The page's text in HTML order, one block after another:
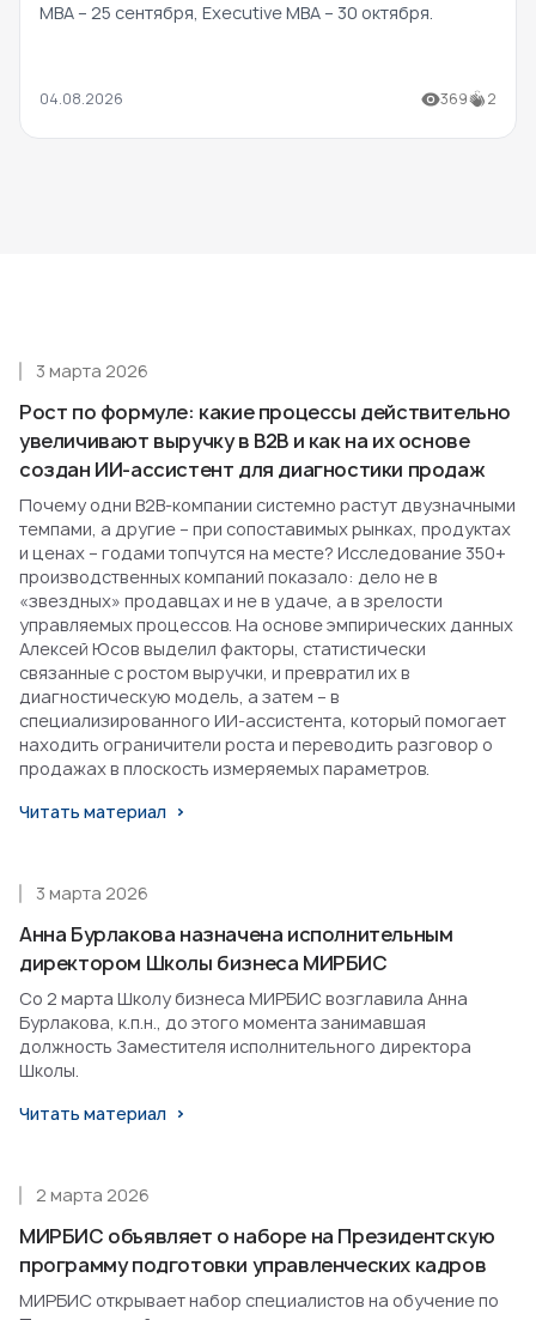
MBA – 25 сентября, Executive MBA – 30 октября.
04.08.2026 369 2
Рост по формуле: какие процессы действительно
увеличивают выручку в B2B и как на их основе
создан ИИ-ассистент для диагностики продаж
3 марта 2026
Почему одни B2B-компании системно растут двузначными
темпами, а другие – при сопоставимых рынках, продуктах
и ценах – годами топчутся на месте? Исследование 350+
производственных компаний показало: дело не в
«звездных» продавцах и не в удаче, а в зрелости
управляемых процессов. На основе эмпирических данных
Алексей Юсов выделил факторы, статистически
связанные с ростом выручки, и превратил их в
диагностическую модель, а затем – в
специализированного ИИ-ассистента, который помогает
находить ограничители роста и переводить разговор о
продажах в плоскость измеряемых параметров.
Читать материал
Анна Бурлакова назначена исполнительным
директором Школы бизнеса МИРБИС
3 марта 2026
Со 2 марта Школу бизнеса МИРБИС возглавила Анна
Бурлакова, к.п.н., до этого момента занимавшая
должность Заместителя исполнительного директора
Школы.
Читать материал
МИРБИС объявляет о наборе на Президентскую
программу подготовки управленческих кадров
2 марта 2026
МИРБИС открывает набор специалистов на обучение по